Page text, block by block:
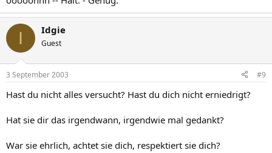
I Idgie
Guest
3 September 2003 #9
Hast du nicht alles versucht? Hast du dich nicht erniedrigt?
Hat sie dir das irgendwann, irgendwie mal gedankt?
War sie ehrlich, achtet sie dich, respektiert sie dich?